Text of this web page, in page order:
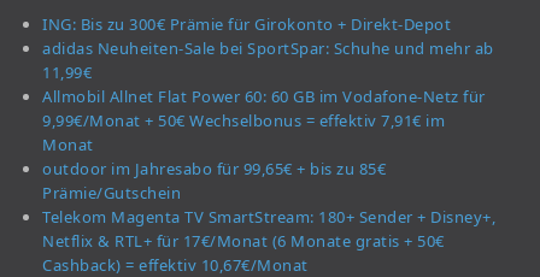
ING: Bis zu 300€ Prämie für Girokonto + Direkt-Depot
adidas Neuheiten-Sale bei SportSpar: Schuhe und mehr ab
11,99€
Allmobil Allnet Flat Power 60: 60 GB im Vodafone-Netz für
9,99€/Monat + 50€ Wechselbonus = effektiv 7,91€ im
Monat
outdoor im Jahresabo für 99,65€ + bis zu 85€
Prämie/Gutschein
Telekom Magenta TV SmartStream: 180+ Sender + Disney+,
Netflix & RTL+ für 17€/Monat (6 Monate gratis + 50€
Cashback) = effektiv 10,67€/Monat